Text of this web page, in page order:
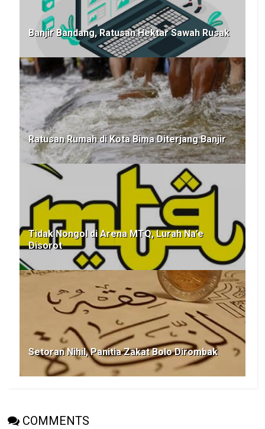
Banjir Bandang, Ratusan Hektar Sawah Rusak
Ratusan Rumah di Kota Bima Diterjang Banjir
Tidak Nongol di Arena MTQ, Lurah Na’e
Disorot
Setoran Nihil, Panitia Zakat Bolo Dirombak
COMMENTS